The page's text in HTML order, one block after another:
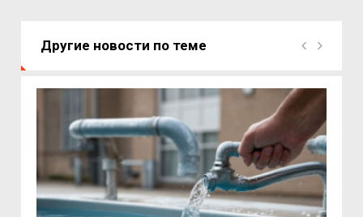
Другие новости по теме